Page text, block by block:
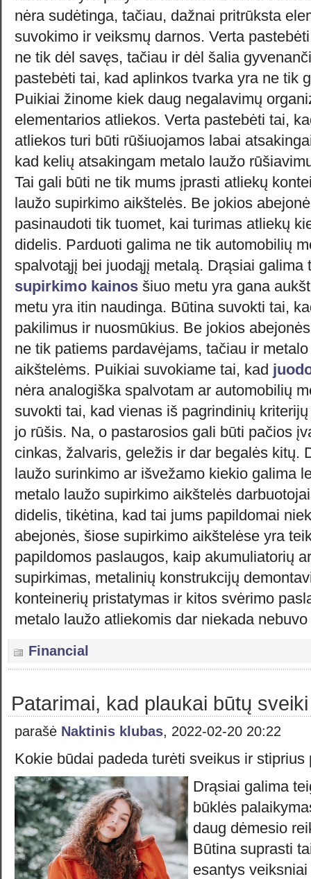
nėra sudėtinga, tačiau, dažnai pritrūksta
suvokimo ir veiksmų darnos. Verta
ne tik dėl savęs, tačiau ir dėl šalia
pastebėti tai, kad aplinkos tvarka yra ne tik
Puikiai žinome kiek daug negalavimų
elementarios atliekos. Verta pastebėti tai,
atliekos turi būti rūšiuojamos labai
kad kelių atsakingam metalo laužo
Tai gali būti ne tik mums įprasti atliekų
laužo supirkimo aikštelės. Be jokios
pasinaudoti tik tuomet, kai turimas atliekų
didelis. Parduoti galima ne tik automobilių
spalvotąjį bei juodąjį metalą. Drąsiai
supirkimo kainos šiuo metu yra gana
metu yra itin naudinga. Būtina suvokti tai,
pakilimus ir nuosmūkius. Be jokios
ne tik patiems pardavėjams, tačiau ir
aikštelėms. Puikiai suvokiame tai, kad
nėra analogiška spalvotam ar automobilių
suvokti tai, kad vienas iš pagrindinių
jo rūšis. Na, o pastarosios gali būti pačios
cinkas, žalvaris, geležis ir dar begalės kitų.
laužo surinkimo ar išvežamo kiekio galima
metalo laužo supirkimo aikštelės
didelis, tikėtina, kad tai jums papildomai
abejonės, šiose supirkimo aikštelėse yra
papildomos paslaugos, kaip akumuliatorių
supirkimas, metalinių konstrukcijų
konteinerių pristatymas ir kitos svėrimo
metalo laužo atliekomis dar niekada
Financial
Patarimai, kad plaukai būtų
parašė Naktinis klubas, 2022-02-20 20:22
Kokie būdai padeda turėti sveikus ir stiprius
Drąsiai galima
būklės
daug dėmesio
Būtina suprasti
esantys